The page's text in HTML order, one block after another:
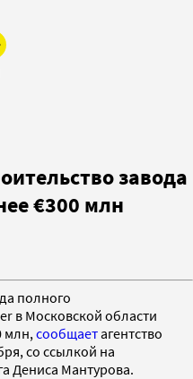
завода
€300 млн
полного
в Московской области
млн, сообщаетагентство
со ссылкой на
Дениса Мантурова.